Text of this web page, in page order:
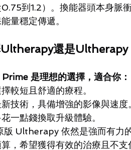
到1.2）。換能器頭本身脈
量穩定傳遞。
Ultherapy還是
是理想的選擇，適合你：
較短且舒適的療程。
技術，具備增強的影像與速度
一點錢換取升級體驗。
版 Ultherapy 依然是強而有力
，希望獲得有效的治療且不支